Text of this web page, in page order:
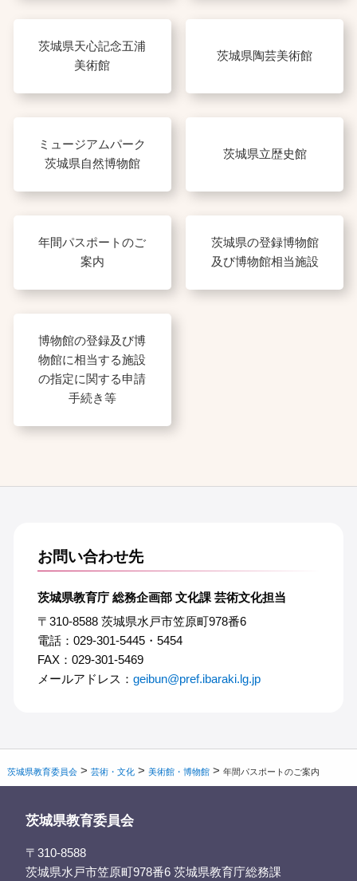
茨城県天心記念五浦
美術館
茨城県陶芸美術館
ミュージアムパーク
茨城県自然博物館
茨城県立歴史館
年間パスポートのご
案内
茨城県の登録博物館
及び博物館相当施設
博物館の登録及び博
物館に相当する施設
の指定に関する申請
手続き等
お問い合わせ先
茨城県教育庁 総務企画部 文化課 芸術文化担当
〒310-8588 茨城県水戸市笠原町978番6
電話：029-301-5445・5454
FAX：029-301-5469
メールアドレス： geibun@pref.ibaraki.lg.jp
茨城県教育委員会 >芸術・文化 >美術館・博物館 >年間パスポートのご案内
茨城県教育委員会
〒310-8588
茨城県水戸市笠原町978番6 茨城県教育庁総務課